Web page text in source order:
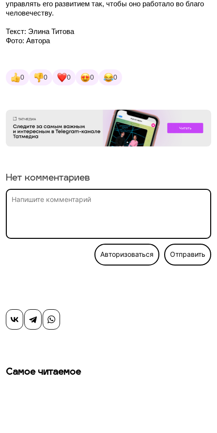
управлять его развитием так, чтобы оно работало во благо
человечеству.
Текст: Элина Титова
Фото: Автора
0 0 0 0 0
Нет комментариев
Авторизоваться Отправить
Самое читаемое